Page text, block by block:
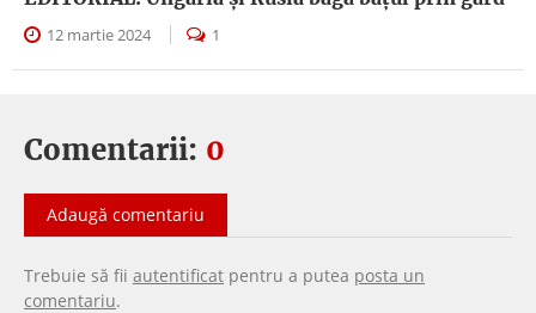
12 martie 2024 1
Comentarii: 0
Adaugă comentariu
Trebuie să fii autentificat pentru a putea posta un
comentariu.